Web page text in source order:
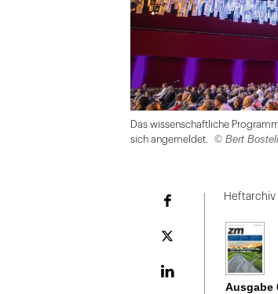
Das wissenschaftliche
sich angemeldet.
© Bert
wissenschaftliche
Plattform
Heftarchiv
Ausgabe